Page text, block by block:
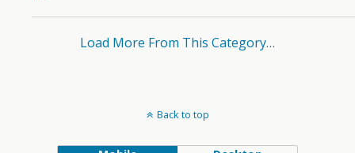
Load More From This Category…
Back to top